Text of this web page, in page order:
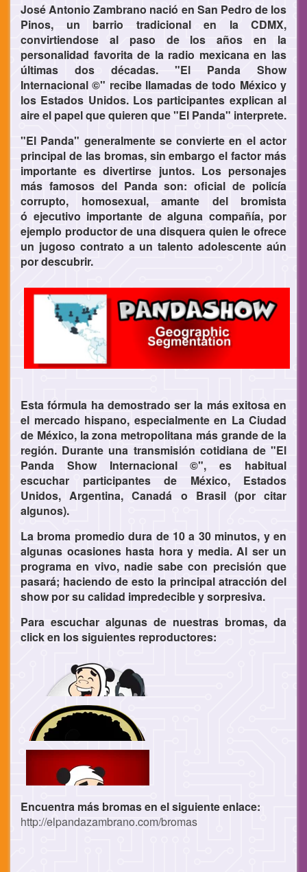
José Antonio Zambrano nació en San Pedro de los
Pinos, un barrio tradicional en la CDMX,
convirtiendose al paso de los años en la
personalidad favorita de la radio mexicana en las
últimas dos décadas. "El Panda Show
Internacional ©" recibe llamadas de todo México y
los Estados Unidos. Los participantes explican al
aire el papel que quieren que "El Panda" interprete.
"El Panda" generalmente se convierte en el actor
principal de las bromas, sin embargo el factor más
importante es divertirse juntos. Los personajes
más famosos del Panda son: oficial de policía
corrupto, homosexual, amante del bromista
ó ejecutivo importante de alguna compañía, por
ejemplo productor de una disquera quien le ofrece
un jugoso contrato a un talento adolescente aún
por descubrir.
Esta fórmula ha demostrado ser la más exitosa en
el mercado hispano, especialmente en La Ciudad
de México, la zona metropolitana más grande de la
región. Durante una transmisión cotidiana de "El
Panda Show Internacional ©", es habitual
escuchar participantes de México, Estados
Unidos, Argentina, Canadá o Brasil (por citar
algunos).
La broma promedio dura de 10 a 30 minutos, y en
algunas ocasiones hasta hora y media. Al ser un
programa en vivo, nadie sabe con precisión que
pasará; haciendo de esto la principal atracción del
show por su calidad impredecible y sorpresiva.
Para escuchar algunas de nuestras bromas, da
click en los siguientes reproductores:
Encuentra más bromas en el siguiente enlace:
http://elpandazambrano.com/bromas